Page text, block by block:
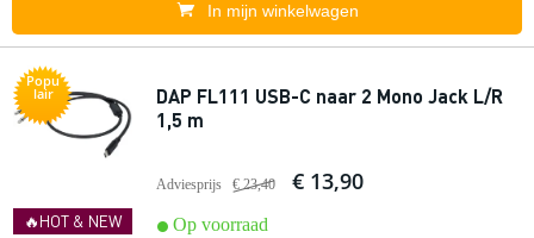
In mijn winkelwagen
Popu
lair
🔥HOT & NEW
DAP FL111 USB-C naar 2 Mono Jack L/R
1,5 m
Adviesprijs € 23,40 € 13,90
Op voorraad